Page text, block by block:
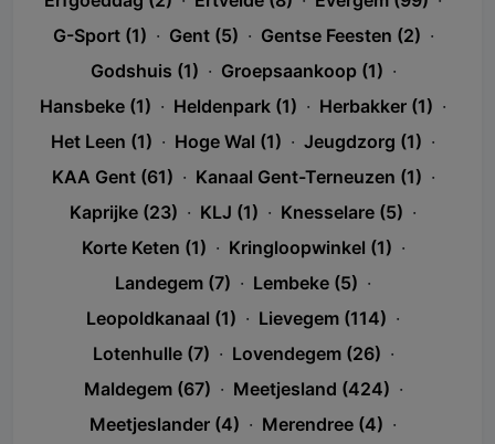
G-Sport (1) · Gent (5) · Gentse Feesten (2) ·
Godshuis (1) · Groepsaankoop (1) ·
Hansbeke (1) · Heldenpark (1) · Herbakker (1) ·
Het Leen (1) · Hoge Wal (1) · Jeugdzorg (1) ·
KAA Gent (61) · Kanaal Gent-Terneuzen (1) ·
Kaprijke (23) · KLJ (1) · Knesselare (5) ·
Korte Keten (1) · Kringloopwinkel (1) ·
Landegem (7) · Lembeke (5) ·
Leopoldkanaal (1) · Lievegem (114) ·
Lotenhulle (7) · Lovendegem (26) ·
Maldegem (67) · Meetjesland (424) ·
Meetjeslander (4) · Merendree (4) ·